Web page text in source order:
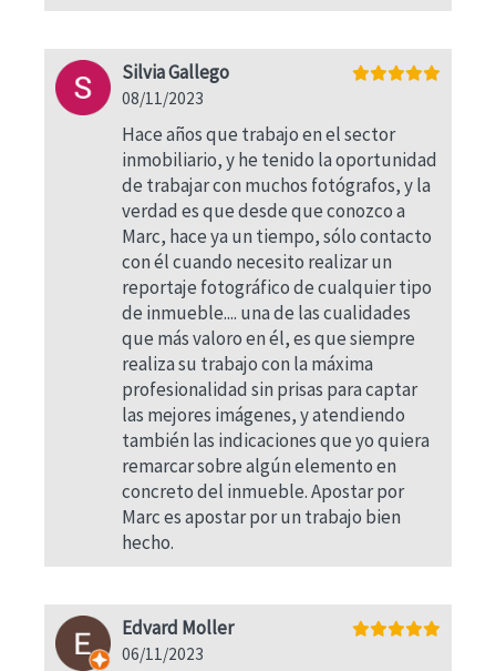
Silvia Gallego
08/11/2023
Hace años que trabajo en el sector
inmobiliario, y he tenido la oportunidad
de trabajar con muchos fotógrafos, y la
verdad es que desde que conozco a
Marc, hace ya un tiempo, sólo contacto
con él cuando necesito realizar un
reportaje fotográfico de cualquier tipo
de inmueble.... una de las cualidades
que más valoro en él, es que siempre
realiza su trabajo con la máxima
profesionalidad sin prisas para captar
las mejores imágenes, y atendiendo
también las indicaciones que yo quiera
remarcar sobre algún elemento en
concreto del inmueble. Apostar por
Marc es apostar por un trabajo bien
hecho.
Edvard Moller
06/11/2023